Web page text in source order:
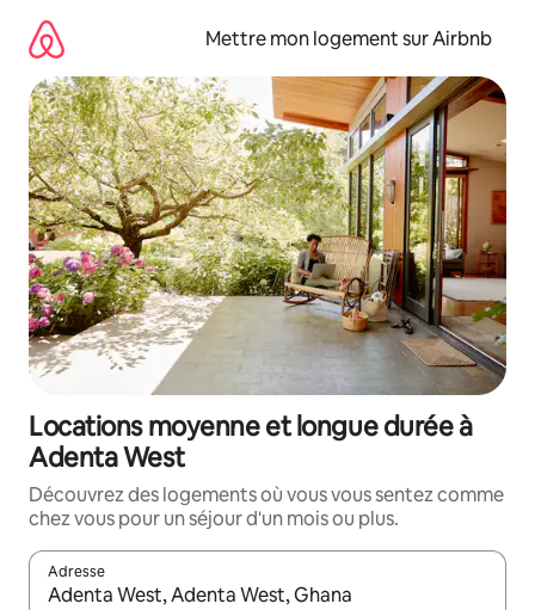
directement
contenu
Mettre mon logement sur Airbnb
Locations moyenne et longue durée à
Adenta West
Découvrez des logements où vous vous sentez comme
chez vous pour un séjour d'un mois ou plus.
Adresse
Lorsque les résultats s'affichent, utilisez les flèches vers le